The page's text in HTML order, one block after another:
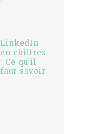
LinkedIn
en chiffres
: Ce qu’il
faut savoir